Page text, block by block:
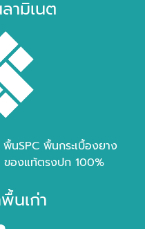
ามิเนต
นSPC พื้นกระเบื้องยาง
ของแท้ตรงปก 100%
นเก่า